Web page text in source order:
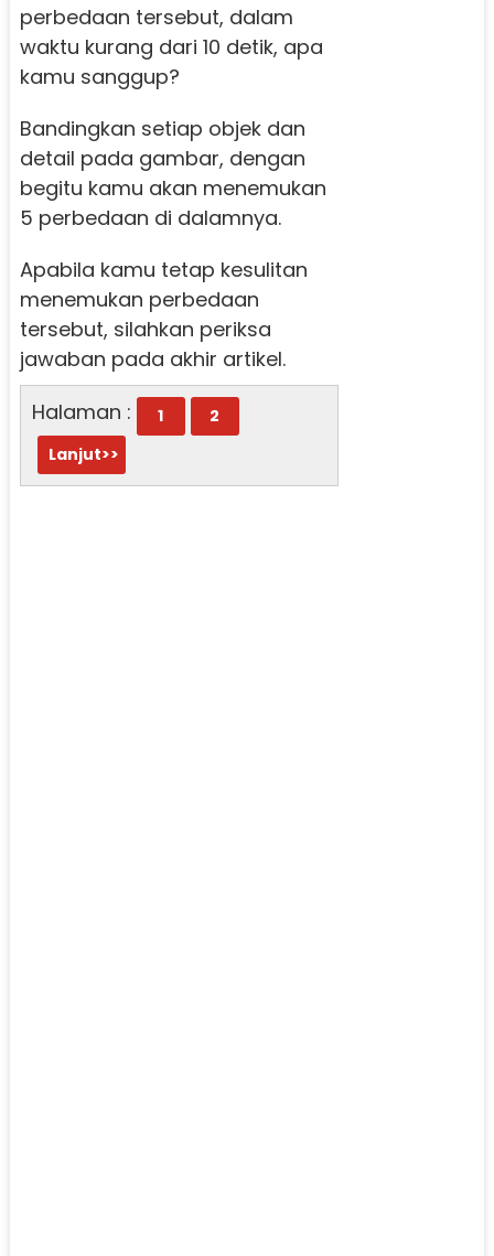
perbedaan tersebut, dalam
waktu kurang dari 10 detik, apa
kamu sanggup?
Bandingkan setiap objek dan
detail pada gambar, dengan
begitu kamu akan menemukan
5 perbedaan di dalamnya.
Apabila kamu tetap kesulitan
menemukan perbedaan
tersebut, silahkan periksa
jawaban pada akhir artikel.
Halaman :
1
2
Lanjut>>